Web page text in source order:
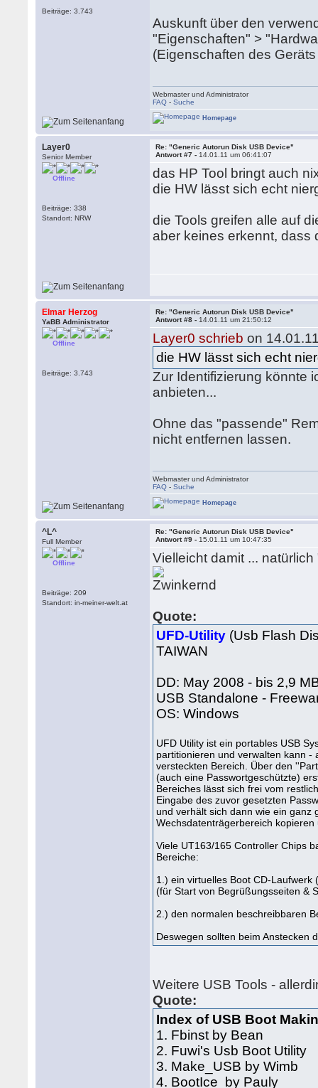
Beiträge: 3.743
Auskunft über den
"Eigenschaften" >
(Eigenschaften des
Webmaster und Administrator
FAQ -Suche
Homepage
Layer0
Senior Member
Offline
Beiträge: 338
Standort: NRW
Re: "Generic Autorun Disk USB Device"
Antwort #7 - 14.01.11 um 06:41:07
das HP Tool bringt auch
die HW lässt sich echt
die Tools greifen alle auf
aber keines erkennt, dass
Elmar Herzog
YaBB Administrator
Offline
Beiträge: 3.743
Re: "Generic Autorun Disk USB Device"
Antwort #8 - 14.01.11 um 21:50:12
Layer0 schrieb on
die HW lässt sich echt
Zur Identifizierung könnte
anbieten...
Ohne das "passende"
nicht entfernen lassen.
Webmaster und Administrator
FAQ -Suche
Homepage
^L^
Full Member
Offline
Beiträge: 209
Standort: in-meiner-welt.at
Re: "Generic Autorun Disk USB Device"
Antwort #9 - 15.01.11 um 10:47:35
Vielleicht damit ...
Quote:
UFD-Utility (Usb Flash
TAIWAN
DD: May 2008 - bis 2,9
USB Standalone -
OS: Windows
UFD Utility ist ein portables USB
partitionieren und verwalten kann
versteckten Bereich. Über den
(auch eine Passwortgeschützte)
Bereiches lässt sich frei vom
Eingabe des zuvor gesetzten
und verhält sich dann wie ein ganz
Wechsdatenträgerbereich
Viele UT163/165 Controller Chips
Bereiche:
1.) ein virtuelles Boot CD-Laufwerk
(für Start von Begrüßungsseiten &
2.) den normalen beschreibbaren
Deswegen sollten beim Anstecken
Weitere USB Tools -
Quote:
Index of USB Boot
1. Fbinst by Bean
2. Fuwi's Usb Boot Utility
3. Make_USB by Wimb
4. BootIce by Pauly